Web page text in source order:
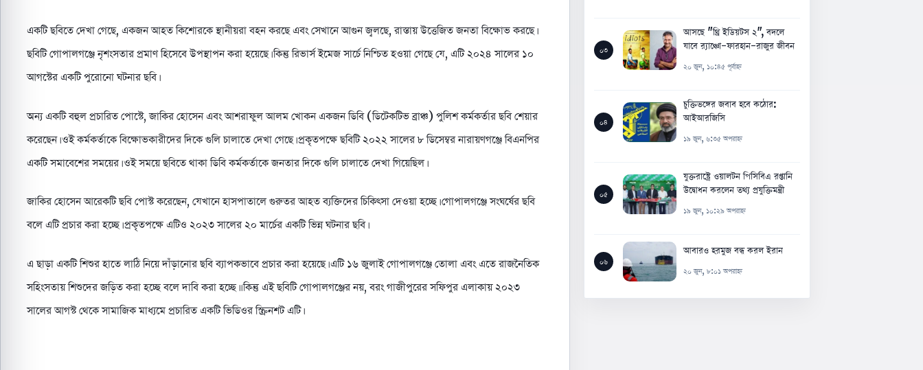
একটি ছবিতে দেখা গেছে, একজন আহত কিশোরকে স্থানীয়রা বহন করছে এবং সেখানে আগুন জ্বলছে, রাস্তায় উত্তেজিত জনতা বিক্ষোভ করছে।
ছবিটি গোপালগঞ্জে নৃশংসতার প্রমাণ হিসেবে উপস্থাপন করা হয়েছে। কিন্তু রিভার্স ইমেজ সার্চে নিশ্চিত হওয়া গেছে যে, এটি ২০২৪ সালের ১০
আগস্টের একটি পুরোনো ঘটনার ছবি।
অন্য একটি বহুল প্রচারিত পোস্টে, জাকির হোসেন এবং আশরাফুল আলম খোকন একজন ডিবি (ডিটেকটিভ ব্রাঞ্চ) পুলিশ কর্মকর্তার ছবি শেয়ার
করেছেন। ওই কর্মকর্তাকে বিক্ষোভকারীদের দিকে গুলি চালাতে দেখা গেছে। প্রকৃতপক্ষে ছবিটি ২০২২ সালের ৮ ডিসেম্বর নারায়ণগঞ্জে বিএনপির
একটি সমাবেশের সময়ের। ওই সময়ে ছবিতে থাকা ডিবি কর্মকর্তাকে জনতার দিকে গুলি চালাতে দেখা গিয়েছিল।
জাকির হোসেন আরেকটি ছবি পোস্ট করেছেন, যেখানে হাসপাতালে গুরুতর আহত ব্যক্তিদের চিকিৎসা দেওয়া হচ্ছে। গোপালগঞ্জে সংঘর্ষের ছবি
বলে এটি প্রচার করা হচ্ছে। প্রকৃতপক্ষে এটিও ২০২৩ সালের ২০ মার্চের একটি ভিন্ন ঘটনার ছবি।
এ ছাড়া একটি শিশুর হাতে লাঠি নিয়ে দাঁড়ানোর ছবি ব্যাপকভাবে প্রচার করা হয়েছে। এটি ১৬ জুলাই গোপালগঞ্জে তোলা এবং এতে রাজনৈতিক
সহিংসতায় শিশুদের জড়িত করা হচ্ছে বলে দাবি করা হচ্ছে।। কিন্তু এই ছবিটি গোপালগঞ্জের নয়, বরং গাজীপুরের সফিপুর এলাকায় ২০২৩
সালের আগস্ট থেকে সামাজিক মাধ্যমে প্রচারিত একটি ভিডিওর স্ক্রিনশট এটি।
০৩
আসছে "থ্রি ইডিয়টস ২", বদলে
যাবে র‍্যাঞ্চো-ফারহান-রাজুর জীবন
২০ জুন, ১০:৪৫ পূর্বাহ্ন
০৪
চুক্তিভঙ্গের জবাব হবে কঠোর:
আইআরজিসি
১৯ জুন, ৬:৩৫ অপরাহ্ন
০৫
যুক্তরাষ্ট্রে ওয়ালটন পিসিবিএ রপ্তানি
উদ্বোধন করলেন তথ্য প্রযুক্তিমন্ত্রী
১৯ জুন, ১০:২৯ অপরাহ্ন
০৬
আবারও হরমুজ বন্ধ করল ইরান
২০ জুন, ৮:০১ অপরাহ্ন